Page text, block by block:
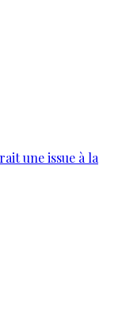
une issue à la